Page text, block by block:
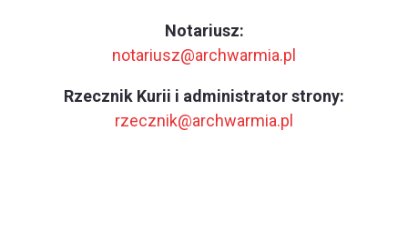
Notariusz:
notariusz@archwarmia.pl
Rzecznik Kurii i administrator strony:
rzecznik@archwarmia.pl